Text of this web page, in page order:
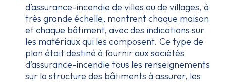
d’assurance-incendie de villes ou de villages, à
très grande échelle, montrent chaque maison
et chaque bâtiment, avec des indications sur
les matériaux qui les composent. Ce type de
plan était destiné à fournir aux sociétés
d’assurance-incendie tous les renseignements
sur la structure des bâtiments à assurer, les